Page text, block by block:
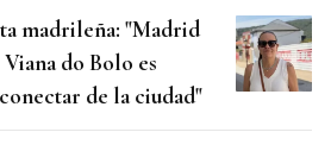
madrileña: "Madrid
do Bolo es
de la ciudad"